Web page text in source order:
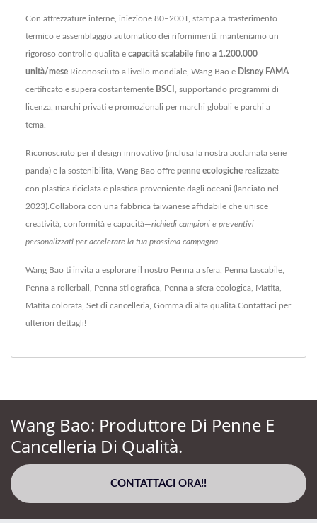
Con attrezzature interne, iniezione 80–200T, stampa a trasferimento
termico e assemblaggio automatico dei rifornimenti, manteniamo un
rigoroso controllo qualità e capacità scalabile fino a 1.200.000
unità/mese .Riconosciuto a livello mondiale, Wang Bao è Disney FAMA
certificato e supera costantemente BSCI , supportando programmi di
licenza, marchi privati e promozionali per marchi globali e parchi a
tema.
Riconosciuto per il design innovativo (inclusa la nostra acclamata serie
panda) e la sostenibilità, Wang Bao offre penne ecologiche realizzate
con plastica riciclata e plastica proveniente dagli oceani (lanciato nel
2023).Collabora con una fabbrica taiwanese affidabile che unisce
creatività, conformità e capacità—richiedi campioni e preventivi
personalizzati per accelerare la tua prossima campagna
Wang Bao ti invita a esplorare il nostro Penna a sfera Penna tascabile
Penna a rollerball Penna stilografica Penna a sfera ecologica Matita
Matita colorata Set di cancelleria Gomma di alta qualità. Contattaci per
ulteriori dettagli!
Wang Bao: Produttore Di Penne E
Cancelleria Di Qualità.
CONTATTACI ORA!!